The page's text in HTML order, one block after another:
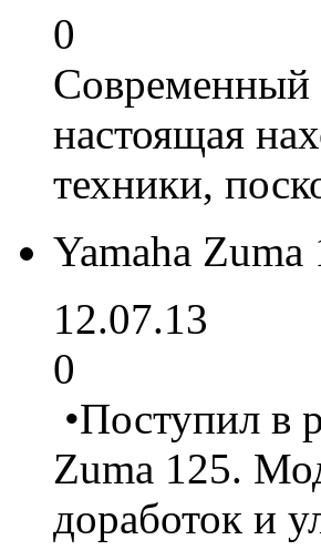
0
Современный
настоящая
техники,
Yamaha
12.07.13
0
•Поступил в
Zuma 125.
доработок и